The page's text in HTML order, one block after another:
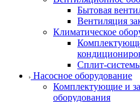
Бытовая
Вентиляция
Климатическое
Сплит-
Насосное оборудование
Комплектующие и
оборудования